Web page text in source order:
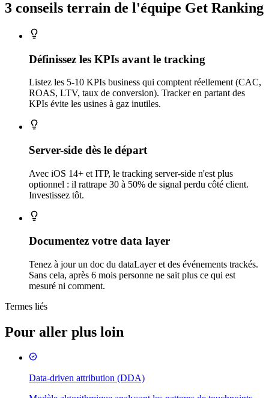
3 conseils terrain de l'équipe Get Ranking
Définissez les KPIs avant le tracking
Listez les 5-10 KPIs business qui comptent réellement (CAC,
ROAS, LTV, taux de conversion). Tracker en partant des
KPIs évite les usines à gaz inutiles.
Server-side dès le départ
Avec iOS 14+ et ITP, le tracking server-side n'est plus
optionnel : il rattrape 30 à 50% de signal perdu côté client.
Investissez tôt.
Documentez votre data layer
Tenez à jour un doc du dataLayer et des événements trackés.
Sans cela, après 6 mois personne ne sait plus ce qui est
mesuré ni comment.
Termes liés
Pour aller plus loin
Data-driven attribution (DDA)